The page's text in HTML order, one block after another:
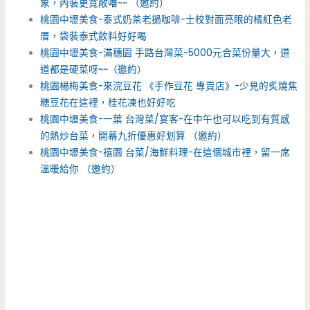
象，內裝更寬敞嚕~~ （邀約）
桃園中壢美食-泰式奶茶老撾咖啡-士校對面亮眼的橘紅色老
厝，袋裝泰式飲料好好喝
桃園中壢美食-滿穗園 手路台灣菜-5000元合菜份量大，道
道都是硬菜呀~~（邀約）
桃園楊梅美食-來浣豆花 《手作豆花 專賣店》-少見的炙燒焦
糖豆花在這裡，桂花凍也好好吃
桃園中壢美食-一葉 台灣菜/宴客-在中午也可以吃到有質感
的熱炒台菜，開幕九折優惠好划算 （邀約）
桃園中壢美食-禧園 台菜/海鮮料理-在這個城市裡，留一席
溫暖給你 （邀約）